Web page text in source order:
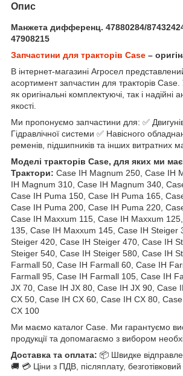
Опис
Манжета дифференц. 47880284/
47908215
Запчастини для тракторів Case –
В інтернет-магазині Агросел
асортимент запчастин для тракторів
як оригінальні комплектуючі, так і надійні
якості.
Ми пропонуємо запчастини для: ✅ Двигунів
Гідравлічної системи ✅ Навісного
ременів, підшипників та інших витратних
Моделі тракторів Case, для яких ми
Трактори: Case IH Magnum 250, Case IH
IH Magnum 310, Case IH Magnum 340,
Case IH Puma 150, Case IH Puma 165,
Case IH Puma 200, Case IH Puma 220,
Case IH Maxxum 115, Case IH Maxxum
135, Case IH Maxxum 145, Case IH Steiger
Steiger 420, Case IH Steiger 470, Case IH
Steiger 540, Case IH Steiger 580, Case IH
Farmall 50, Case IH Farmall 60, Case IH
Farmall 95, Case IH Farmall 105, Case IH
JX 70, Case IH JX 80, Case IH JX 90, Case
CX 50, Case IH CX 60, Case IH CX 80,
CX 100
Ми маємо каталог Case. Ми гарантуємо
продукції та допомагаємо з вибором
Доставка та оплата: 📦 Швидке
🚚 💳 Ціни з ПДВ, післяплату,